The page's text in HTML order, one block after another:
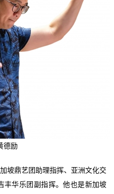
德励
坡鼎艺团助理指挥、亚洲文化交
丰华乐团副指挥。他也是新加坡